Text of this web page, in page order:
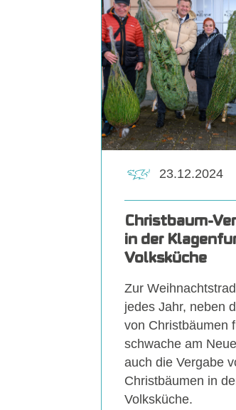
Christbaum-
in der
Volksküche
Zur
jedes Jahr, neben
von Christbäumen
schwache am
auch die Vergabe
Christbäumen in
Volksküche.
23.12.2024